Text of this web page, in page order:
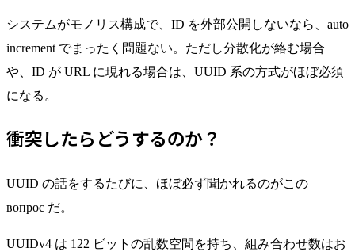
システムがモノリス構成で、ID を外部公開しないなら、auto
increment でまったく問題ない。ただし分散化が絡む場合
や、ID が URL に現れる場合は、UUID 系の方式がほぼ必須
になる。
衝突したらどうするのか？
UUID の話をするたびに、ほぼ必ず聞かれるのがこの
вопрос だ。
UUIDv4 は 122 ビットの乱数空間を持ち、組み合わせ数はお